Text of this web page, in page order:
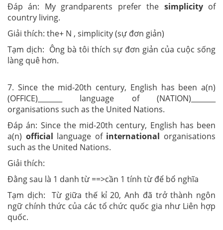
Đáp án: My grandparents prefer the simplicityof
country living.
Giải thích: the+ N , simplicity (sự đơn giản)
Tạm dịch: Ông bà tôi thích sự đơn giản của cuộc sống
làng quê hơn.
7. Since the mid-20th century, English has been a(n)
(OFFICE)_______ language of (NATION)_______
organisations such as the United Nations.
Đáp án: Since the mid-20th century, English has been
a(n) official language of international organisations
such as the United Nations.
Giải thích:
Đằng sau là 1 danh từ ==>cần 1 tính từ để bổ nghĩa
Tạm dịch: Từ giữa thế kỉ 20, Anh đã trở thành ngôn
ngữ chính thức của các tổ chức quốc gia như Liên hợp
quốc.